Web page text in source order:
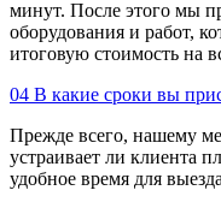
минут. После этого мы
оборудования и работ,
итоговую стоимость на
04 В какие сроки вы
Прежде всего, нашему
устраивает ли клиента
удобное время для